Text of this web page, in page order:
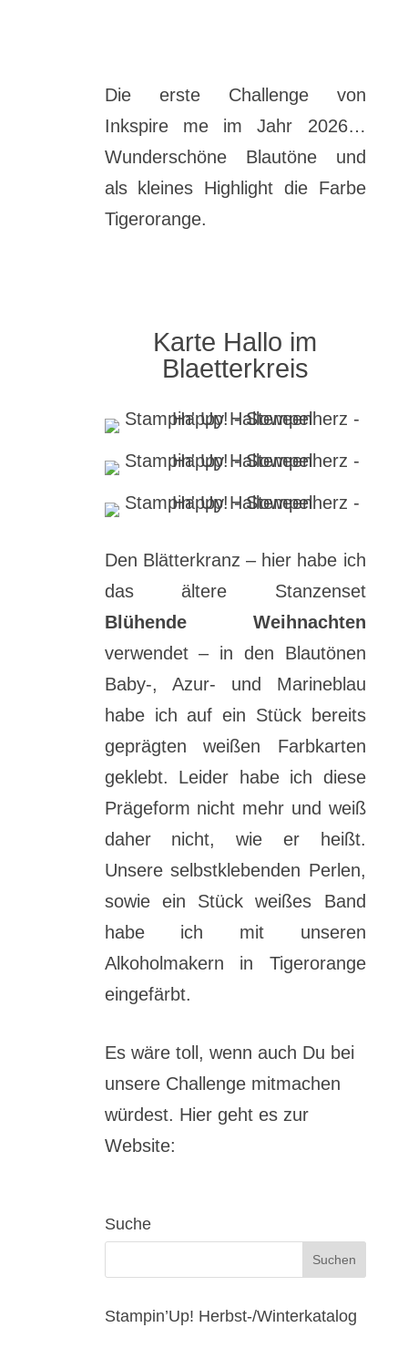
Die erste Challenge von
Inkspire me im Jahr 2026…
Wunderschöne Blautöne und
als kleines Highlight die Farbe
Tigerorange.
Karte Hallo im
Blaetterkreis
Den Blätterkranz – hier habe ich
das ältere Stanzenset
Blühende Weihnachten
verwendet – in den Blautönen
Baby-, Azur- und Marineblau
habe ich auf ein Stück bereits
geprägten weißen Farbkarten
geklebt. Leider habe ich diese
Prägeform nicht mehr und weiß
daher nicht, wie er heißt.
Unsere selbstklebenden Perlen,
sowie ein Stück weißes Band
habe ich mit unseren
Alkoholmakern in Tigerorange
eingefärbt.
Es wäre toll, wenn auch Du bei
unsere Challenge mitmachen
würdest. Hier geht es zur
Website:
Suche
Stampin’Up! Herbst-/Winterkatalog